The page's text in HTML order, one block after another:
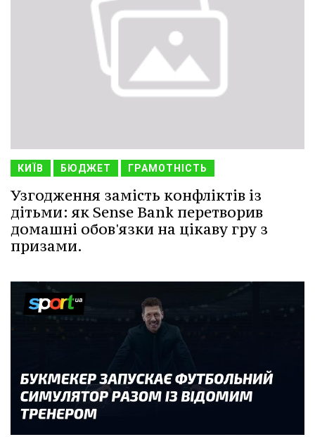
КИЇВ БЮДЖЕТ ГРАМОТНІСТЬ
Узгодження замість конфліктів із
дітьми: як Sense Bank перетворив
домашні обов'язки на цікаву гру з
призами.